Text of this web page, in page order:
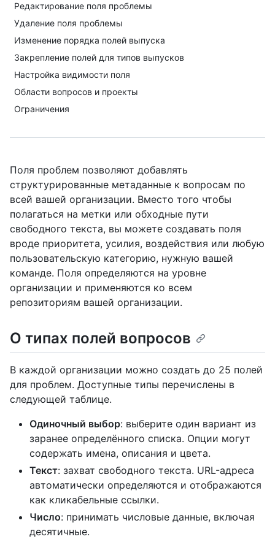
Редактирование поля проблемы
Удаление поля проблемы
Изменение порядка полей выпуска
Закрепление полей для типов выпусков
Настройка видимости поля
Области вопросов и проекты
Ограничения
Поля проблем позволяют добавлять
структурированные метаданные к вопросам по
всей вашей организации. Вместо того чтобы
полагаться на метки или обходные пути
свободного текста, вы можете создавать поля
вроде приоритета, усилия, воздействия или любую
пользовательскую категорию, нужную вашей
команде. Поля определяются на уровне
организации и применяются ко всем
репозиториям вашей организации.
О типах полей вопросов
В каждой организации можно создать до 25 полей
для проблем. Доступные типы перечислены в
следующей таблице.
Одиночный выбор: выберите один вариант из
заранее определённого списка. Опции могут
содержать имена, описания и цвета.
Текст: захват свободного текста. URL-адреса
автоматически определяются и отображаются
как кликабельные ссылки.
Число: принимать числовые данные, включая
десятичные.